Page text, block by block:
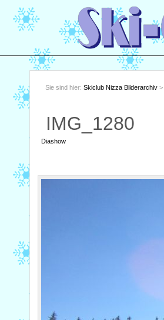
Sie sind hier: Skiclub Nizza Bilderarchiv>
IMG_1280
Diashow